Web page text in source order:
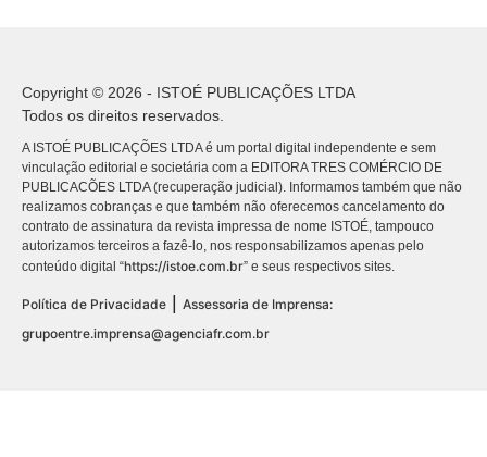
Copyright © 2026 - ISTOÉ PUBLICAÇÕES LTDA
Todos os direitos reservados.
A ISTOÉ PUBLICAÇÕES LTDA é um portal digital independente e sem
vinculação editorial e societária com a EDITORA TRES COMÉRCIO DE
PUBLICACÕES LTDA (recuperação judicial). Informamos também que não
realizamos cobranças e que também não oferecemos cancelamento do
contrato de assinatura da revista impressa de nome ISTOÉ, tampouco
autorizamos terceiros a fazê-lo, nos responsabilizamos apenas pelo
conteúdo digital “https://istoe.com.br” e seus respectivos sites.
Política de Privacidade | Assessoria de Imprensa:
grupoentre.imprensa@agenciafr.com.br